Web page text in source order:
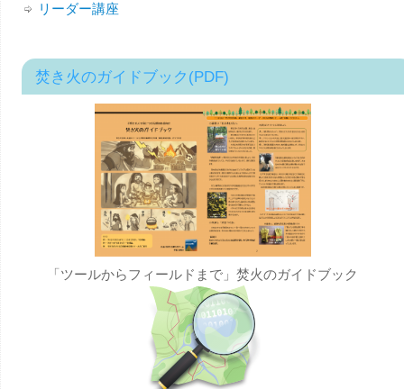
リーダー講座
焚き火のガイドブック(PDF)
「ツールからフィールドまで」焚火のガイドブック